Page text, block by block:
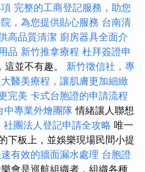
完整的工商登記服務，助您
，為您提供貼心服務 台南清
高品質清潔 廚房器具全面介
品 新竹推拿療程 杜拜簽證申
並不有趣。 新竹徵信社，專
醫美療程，讓肌膚更加細緻
完美 卡式台胞證的申請流程
中專業外燴團隊情緒讓人聯想
社團法人登記申請全攻略 唯一
下板上，並娛樂現場民間小提
有效的牆面漏水處理 台胞證
會是巡航組織者，組織各種